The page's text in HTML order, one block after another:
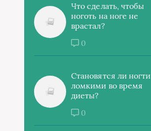
Что сделать, чтобы
ноготь на ноге не
врастал?
0
Становятся ли ногти
ломкими во время
диеты?
0